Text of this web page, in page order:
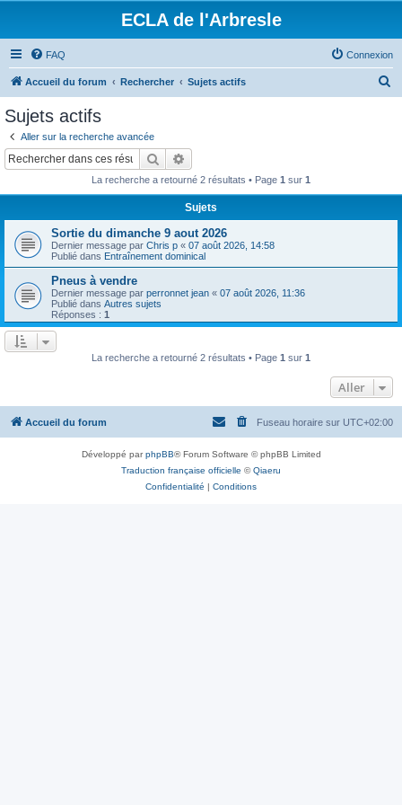
ECLA de l'Arbresle
FAQ Connexion
Accueil du forum Rechercher Sujets actifs
Sujets actifs
Aller sur la recherche avancée
Rechercher
La recherche a retourné 2 résultats • Page 1 sur 1
Sujets
Sortie du dimanche 9 aout 2026
Dernier message par Chris p « 07 août 2026, 14:58
Publié dans Entraînement dominical
Pneus à vendre
Dernier message par perronnet jean « 07 août 2026, 11:36
Publié dans Autres sujets
Réponses : 1
La recherche a retourné 2 résultats • Page 1 sur 1
Aller
Accueil du forum Fuseau horaire sur UTC+02:00
Développé parphpBB® Forum Software © phpBB Limited
Traduction française officielle ©Qiaeru
Confidentialité | Conditions